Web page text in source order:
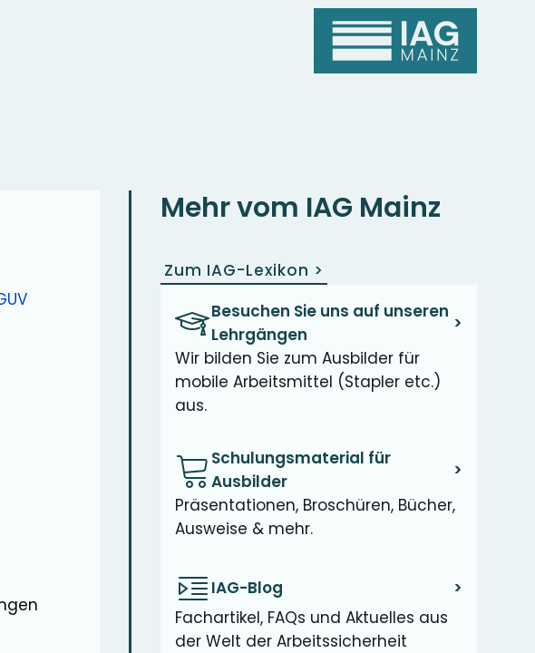
Mehr vom IAG Mainz
Zum IAG-Lexikon >
Besuchen Sie uns auf unseren
Lehrgängen
>
Wir bilden Sie zum Ausbilder für
mobile Arbeitsmittel (Stapler etc.)
aus.
Schulungsmaterial für
Ausbilder
>
Präsentationen, Broschüren, Bücher,
Ausweise & mehr.
IAG-Blog
>
Fachartikel, FAQs und Aktuelles aus
der Welt der Arbeitssicherheit